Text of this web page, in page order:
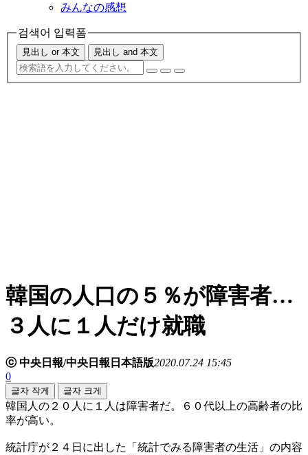
みんなの感想
검색어 입력폼
見出し or 本文 見出し and 本文
韓国の人口の５％が障害者…
３人に１人だけ就職
ⓒ 中央日報/中央日報日本語版2020.07.24 15:45
0
글자 작게 글자 크게
韓国人の２０人に１人は障害者だ。６０代以上の高齢者の比
率が高い。
統計庁が２４日に出した「統計でみる障害者の生活」の内容